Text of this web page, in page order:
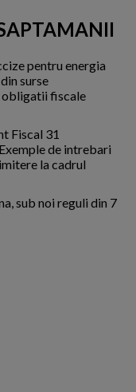
pentru energia
surse
obligatii fiscale
Fiscal 31
de intrebari
la cadrul
sub noi reguli din 7